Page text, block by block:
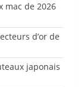
mac de 2026
d’or de
japonais